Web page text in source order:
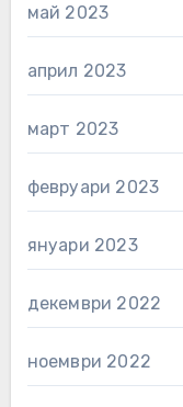
май 2023
април 2023
март 2023
февруари 2023
януари 2023
декември 2022
ноември 2022